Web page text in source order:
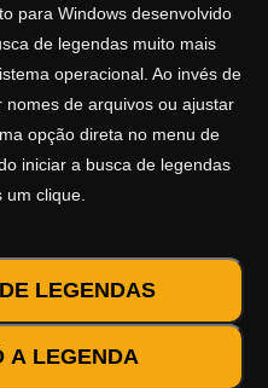
para Windows desenvolvido
de legendas muito mais
operacional. Ao invés de
de arquivos ou ajustar
opção direta no menu de
iniciar a busca de legendas
um clique.
LEGENDAS
A LEGENDA